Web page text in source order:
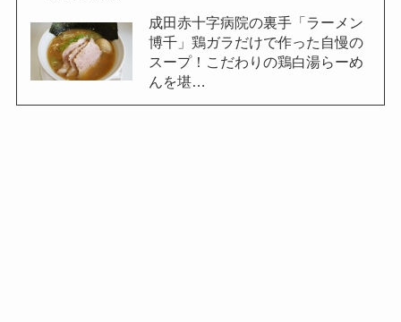
成田赤十字病院の裏手「ラーメン
博千」鶏ガラだけで作った自慢の
スープ！こだわりの鶏白湯らーめ
んを堪…